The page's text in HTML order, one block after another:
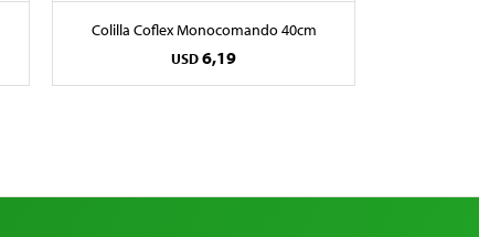
Colilla Coflex Monocomando 40cm
USD6,19